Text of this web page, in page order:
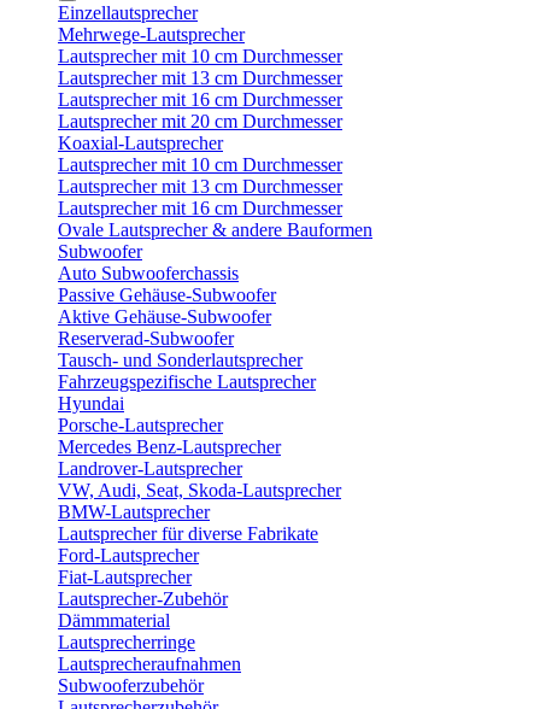
Einzellautsprecher
Mehrwege-Lautsprecher
Lautsprecher mit 10 cm Durchmesser
Lautsprecher mit 13 cm Durchmesser
Lautsprecher mit 16 cm Durchmesser
Lautsprecher mit 20 cm Durchmesser
Koaxial-Lautsprecher
Lautsprecher mit 10 cm Durchmesser
Lautsprecher mit 13 cm Durchmesser
Lautsprecher mit 16 cm Durchmesser
Ovale Lautsprecher & andere Bauformen
Subwoofer
Auto Subwooferchassis
Passive Gehäuse-Subwoofer
Aktive Gehäuse-Subwoofer
Reserverad-Subwoofer
Tausch- und Sonderlautsprecher
Fahrzeugspezifische Lautsprecher
Hyundai
Porsche-Lautsprecher
Mercedes Benz-Lautsprecher
Landrover-Lautsprecher
VW, Audi, Seat, Skoda-Lautsprecher
BMW-Lautsprecher
Lautsprecher für diverse Fabrikate
Ford-Lautsprecher
Fiat-Lautsprecher
Lautsprecher-Zubehör
Dämmmaterial
Lautsprecherringe
Lautsprecheraufnahmen
Subwooferzubehör